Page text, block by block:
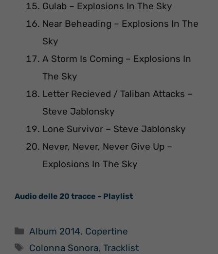
Gulab – Explosions In The Sky
Near Beheading – Explosions In The
Sky
A Storm Is Coming – Explosions In
The Sky
Letter Recieved / Taliban Attacks –
Steve Jablonsky
Lone Survivor – Steve Jablonsky
Never, Never, Never Give Up –
Explosions In The Sky
Audio delle 20 tracce – Playlist
Categorie
Album 2014, Copertine
Tag
Colonna Sonora,Tracklist